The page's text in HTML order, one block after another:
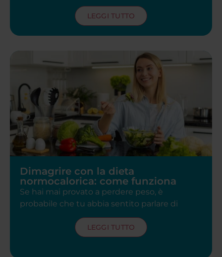
LEGGI TUTTO
Dimagrire con la dieta
normocalorica: come funziona
Se hai mai provato a perdere peso, è
probabile che tu abbia sentito parlare di
LEGGI TUTTO